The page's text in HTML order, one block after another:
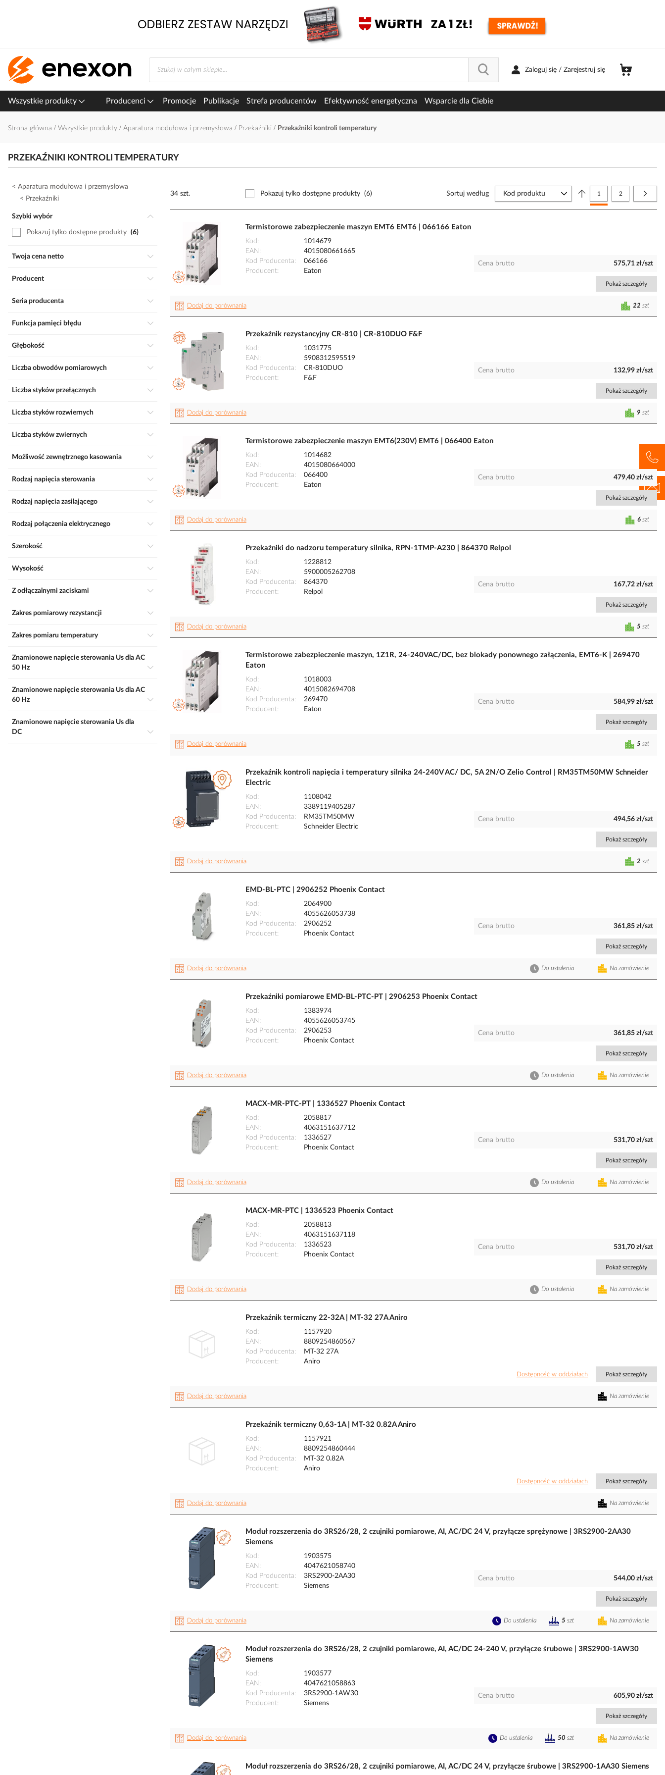
Zaloguj się / Zarejestruj się
Wszystkie produkty Producenci Promocje Publikacje Strefa producentów Efektywność energetyczna Wsparcie dla Ciebie
Strona główna Wszystkie produkty Aparatura modułowa i przemysłowa Przekaźniki Przekaźniki kontroli temperatury
PRZEKAŹNIKI KONTROLI TEMPERATURY
34 szt. Pokazuj tylko dostępne produkty (6) Strona
Aktualnie czytasz stronę
1 Strona
2
Sortuj według
Termistorowe zabezpieczenie maszyn EMT6 EMT6 | 066166 Eaton
Kod
1014679
EAN
4015080661665
Kod Producenta
066166
Producent
Eaton
Cena brutto 575,71 zł/szt
Pokaż szczegóły
Dodaj do porównania 22 szt
Przekaźnik rezystancyjny CR-810 | CR-810DUO F&F
Kod
1031775
EAN
5908312595519
Kod Producenta
CR-810DUO
Producent
F&F
Cena brutto 132,99 zł/szt
Pokaż szczegóły
Dodaj do porównania 9 szt
Termistorowe zabezpieczenie maszyn EMT6(230V) EMT6 | 066400 Eaton
Kod
1014682
EAN
4015080664000
Kod Producenta
066400
Producent
Eaton
Cena brutto 479,40 zł/szt
Pokaż szczegóły
Dodaj do porównania 6 szt
Przekaźniki do nadzoru temperatury silnika, RPN-1TMP-A230 | 864370 Relpol
Kod
1228812
EAN
5900005262708
Kod Producenta
864370
Producent
Relpol
Cena brutto 167,72 zł/szt
Pokaż szczegóły
Dodaj do porównania 5 szt
Termistorowe zabezpieczenie maszyn, 1Z1R, 24-240VAC/DC, bez blokady ponownego załączenia, EMT6-K | 269470
Eaton
Kod
1018003
EAN
4015082694708
Kod Producenta
269470
Producent
Eaton
Cena brutto 584,99 zł/szt
Pokaż szczegóły
Dodaj do porównania 5 szt
Przekaźnik kontroli napięcia i temperatury silnika 24-240V AC/ DC, 5A 2N/O Zelio Control | RM35TM50MW Schneider
Electric
Kod
1108042
EAN
3389119405287
Kod Producenta
RM35TM50MW
Producent
Schneider Electric
Cena brutto 494,56 zł/szt
Pokaż szczegóły
Dodaj do porównania 2 szt
EMD-BL-PTC | 2906252 Phoenix Contact
Kod
2064900
EAN
4055626053738
Kod Producenta
2906252
Producent
Phoenix Contact
Cena brutto 361,85 zł/szt
Pokaż szczegóły
Dodaj do porównania Na zamówienie
Do ustalenia
Przekaźniki pomiarowe EMD-BL-PTC-PT | 2906253 Phoenix Contact
Kod
1383974
EAN
4055626053745
Kod Producenta
2906253
Producent
Phoenix Contact
Cena brutto 361,85 zł/szt
Pokaż szczegóły
Dodaj do porównania Na zamówienie
Do ustalenia
MACX-MR-PTC-PT | 1336527 Phoenix Contact
Kod
2058817
EAN
4063151637712
Kod Producenta
1336527
Producent
Phoenix Contact
Cena brutto 531,70 zł/szt
Pokaż szczegóły
Dodaj do porównania Na zamówienie
Do ustalenia
MACX-MR-PTC | 1336523 Phoenix Contact
Kod
2058813
EAN
4063151637118
Kod Producenta
1336523
Producent
Phoenix Contact
Cena brutto 531,70 zł/szt
Pokaż szczegóły
Dodaj do porównania Na zamówienie
Do ustalenia
Przekaźnik termiczny 22-32A | MT-32 27A Aniro
Kod
1157920
EAN
8809254860567
Kod Producenta
MT-32 27A
Producent
Aniro
Dostępność w oddziałach Pokaż szczegóły
Dodaj do porównania Na zamówienie
Przekaźnik termiczny 0,63-1A | MT-32 0.82A Aniro
Kod
1157921
EAN
8809254860444
Kod Producenta
MT-32 0.82A
Producent
Aniro
Dostępność w oddziałach Pokaż szczegóły
Dodaj do porównania Na zamówienie
Moduł rozszerzenia do 3RS26/28, 2 czujniki pomiarowe, AI, AC/DC 24 V, przyłącze sprężynowe | 3RS2900-2AA30
Siemens
Kod
1903575
EAN
4047621058740
Kod Producenta
3RS2900-2AA30
Producent
Siemens
Cena brutto 544,00 zł/szt
Pokaż szczegóły
Dodaj do porównania Na zamówienie
Do ustalenia 5 szt
Moduł rozszerzenia do 3RS26/28, 2 czujniki pomiarowe, AI, AC/DC 24-240 V, przyłącze śrubowe | 3RS2900-1AW30
Siemens
Kod
1903577
EAN
4047621058863
Kod Producenta
3RS2900-1AW30
Producent
Siemens
Cena brutto 605,90 zł/szt
Pokaż szczegóły
Dodaj do porównania Na zamówienie
Do ustalenia 50 szt
Moduł rozszerzenia do 3RS26/28, 2 czujniki pomiarowe, AI, AC/DC 24 V, przyłącze śrubowe | 3RS2900-1AA30 Siemens
Aparatura modułowa i przemysłowa
Przekaźniki
Szybki wybór
Pokazuj tylko dostępne produkty 6
Twoja cena netto
Producent
Seria producenta
Funkcja pamięci błędu
Głębokość
Liczba obwodów pomiarowych
Liczba styków przełącznych
Liczba styków rozwiernych
Liczba styków zwiernych
Możliwość zewnętrznego kasowania
Rodzaj napięcia sterowania
Rodzaj napięcia zasilającego
Rodzaj połączenia elektrycznego
Szerokość
Wysokość
Z odłączalnymi zaciskami
Zakres pomiarowy rezystancji
Zakres pomiaru temperatury
Znamionowe napięcie sterowania Us dla AC
50 Hz
Znamionowe napięcie sterowania Us dla AC
60 Hz
Znamionowe napięcie sterowania Us dla
DC